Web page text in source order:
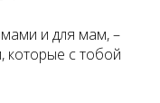
и для мам, –
которые с тобой